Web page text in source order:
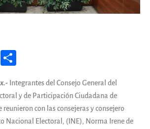
W
pa
rti
r
Integrantes del Consejo General del
y de Participación Ciudadana de
reunieron con las consejeras y consejero
Nacional Electoral, (INE), Norma Irene de